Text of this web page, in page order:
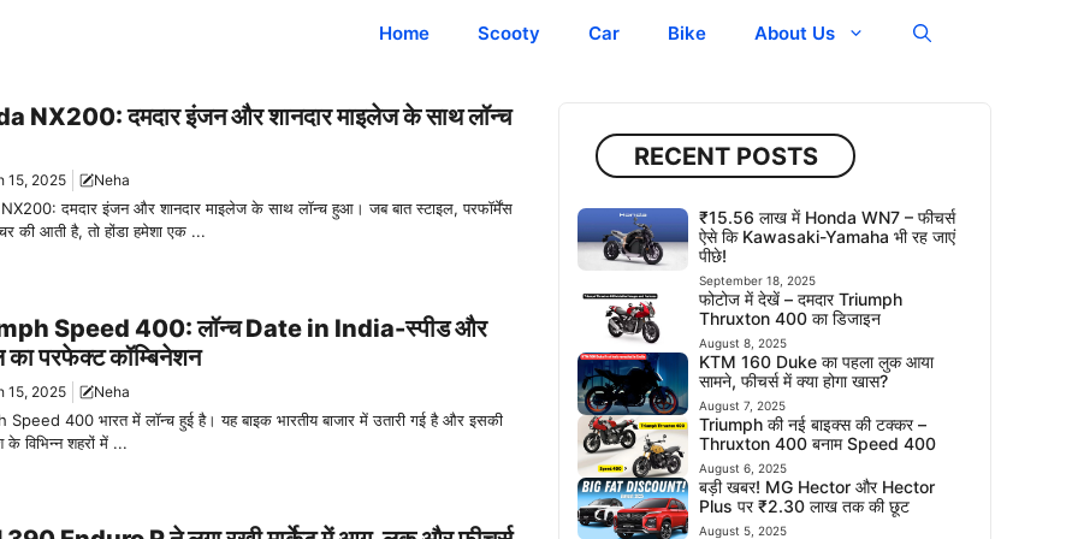
Home Scooty Car Bike About Us
NX200: दमदार इंजन और शानदार माइलेज के साथ लॉन्च
15, 2025 Neha
दमदार इंजन और शानदार माइलेज के साथ लॉन्च हुआ। जब बात स्टाइल, परफॉर्मेंस
की आती है, तो होंडा हमेशा एक ...
Speed 400: लॉन्च Date in India-स्पीड और
का परफेक्ट कॉम्बिनेशन
15, 2025 Neha
Speed 400 भारत में लॉन्च हुई है। यह बाइक भारतीय बाजार में उतारी गई है और इसकी
के विभिन्न शहरों में ...
RECENT POSTS
₹15.56 लाख में Honda WN7 – फीचर्स
ऐसे कि Kawasaki-Yamaha भी रह जाएं
पीछे!
September 18, 2025
फोटोज में देखें – दमदार Triumph
Thruxton 400 का डिजाइन
August 8, 2025
KTM 160 Duke का पहला लुक आया
सामने, फीचर्स में क्या होगा खास?
August 7, 2025
Triumph की नई बाइक्स की टक्कर –
Thruxton 400 बनाम Speed 400
August 6, 2025
बड़ी खबर! MG Hector और Hector
Plus पर ₹2.30 लाख तक की छूट
August 5, 2025